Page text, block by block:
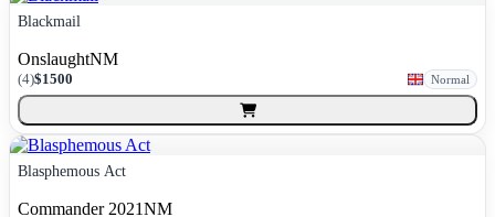
Blackmail
OnslaughtNM
(4)$1500 Normal
Blasphemous Act
Commander 2021NM